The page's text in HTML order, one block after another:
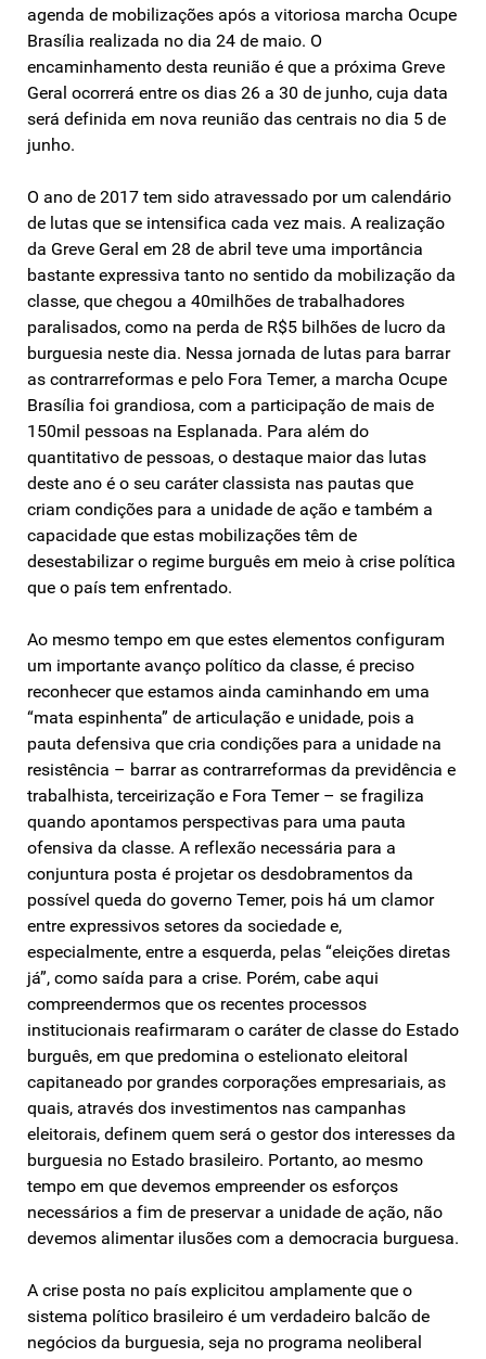
agenda de mobilizações após a vitoriosa marcha Ocupe
Brasília realizada no dia 24 de maio. O
encaminhamento desta reunião é que a próxima Greve
Geral ocorrerá entre os dias 26 a 30 de junho, cuja data
será definida em nova reunião das centrais no dia 5 de
junho.
O ano de 2017 tem sido atravessado por um calendário
de lutas que se intensifica cada vez mais. A realização
da Greve Geral em 28 de abril teve uma importância
bastante expressiva tanto no sentido da mobilização da
classe, que chegou a 40milhões de trabalhadores
paralisados, como na perda de R$5 bilhões de lucro da
burguesia neste dia. Nessa jornada de lutas para barrar
as contrarreformas e pelo Fora Temer, a marcha Ocupe
Brasília foi grandiosa, com a participação de mais de
150mil pessoas na Esplanada. Para além do
quantitativo de pessoas, o destaque maior das lutas
deste ano é o seu caráter classista nas pautas que
criam condições para a unidade de ação e também a
capacidade que estas mobilizações têm de
desestabilizar o regime burguês em meio à crise política
que o país tem enfrentado.
Ao mesmo tempo em que estes elementos configuram
um importante avanço político da classe, é preciso
reconhecer que estamos ainda caminhando em uma
“mata espinhenta” de articulação e unidade, pois a
pauta defensiva que cria condições para a unidade na
resistência – barrar as contrarreformas da previdência e
trabalhista, terceirização e Fora Temer – se fragiliza
quando apontamos perspectivas para uma pauta
ofensiva da classe. A reflexão necessária para a
conjuntura posta é projetar os desdobramentos da
possível queda do governo Temer, pois há um clamor
entre expressivos setores da sociedade e,
especialmente, entre a esquerda, pelas “eleições diretas
já”, como saída para a crise. Porém, cabe aqui
compreendermos que os recentes processos
institucionais reafirmaram o caráter de classe do Estado
burguês, em que predomina o estelionato eleitoral
capitaneado por grandes corporações empresariais, as
quais, através dos investimentos nas campanhas
eleitorais, definem quem será o gestor dos interesses da
burguesia no Estado brasileiro. Portanto, ao mesmo
tempo em que devemos empreender os esforços
necessários a fim de preservar a unidade de ação, não
devemos alimentar ilusões com a democracia burguesa.
A crise posta no país explicitou amplamente que o
sistema político brasileiro é um verdadeiro balcão de
negócios da burguesia, seja no programa neoliberal